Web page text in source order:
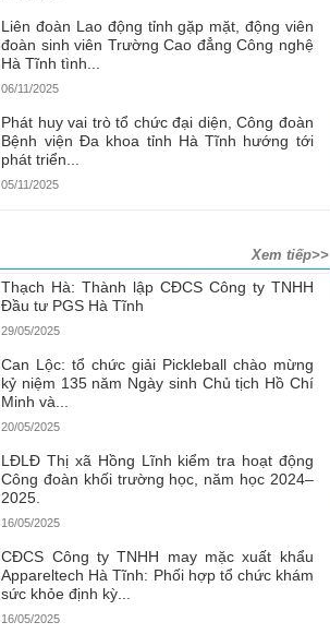
Liên đoàn Lao động tỉnh gặp mặt, động viên
đoàn sinh viên Trường Cao đẳng Công nghệ
Hà Tĩnh tình...
06/11/2025
Phát huy vai trò tổ chức đại diện, Công đoàn
Bệnh viện Đa khoa tỉnh Hà Tĩnh hướng tới
phát triển...
05/11/2025
Xem tiếp>>
Thạch Hà: Thành lập CĐCS Công ty TNHH
Đầu tư PGS Hà Tĩnh
29/05/2025
Can Lộc: tổ chức giải Pickleball chào mừng
kỷ niệm 135 năm Ngày sinh Chủ tịch Hồ Chí
Minh và...
20/05/2025
LĐLĐ Thị xã Hồng Lĩnh kiểm tra hoạt động
Công đoàn khối trường học, năm học 2024–
2025.
16/05/2025
CĐCS Công ty TNHH may mặc xuất khẩu
Appareltech Hà Tĩnh: Phối hợp tổ chức khám
sức khỏe định kỳ...
16/05/2025